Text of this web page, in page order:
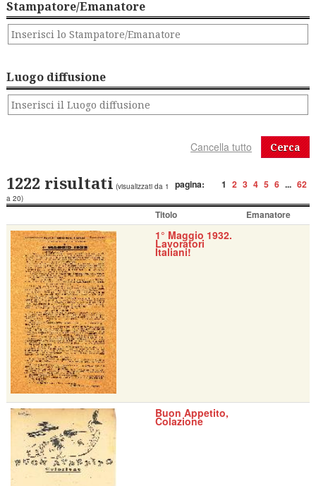
Stampatore/Emanatore
Luogo diffusione
Cerca
pagina: 1 2 3 4 5 6 ... 62
1222 risultati (visualizzati da 1
a 20)
Titolo Emanatore
1° Maggio 1932.
Lavoratori
Italiani!
Buon Appetito,
Colazione